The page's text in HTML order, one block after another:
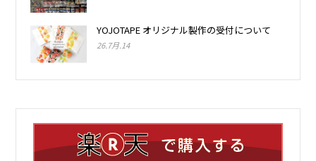
YOJOTAPE オリジナル製作の受付について
26.7月.14